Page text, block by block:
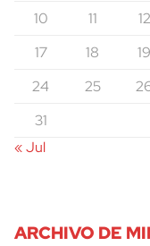
10
11 12
17
18 19
24
25
31
« Jul
ARCHIVO DE